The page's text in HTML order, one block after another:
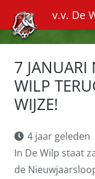
v.v. De
7 JANUARI
WILP
WIJZE!
4 jaar geleden
In De Wilp staat
de